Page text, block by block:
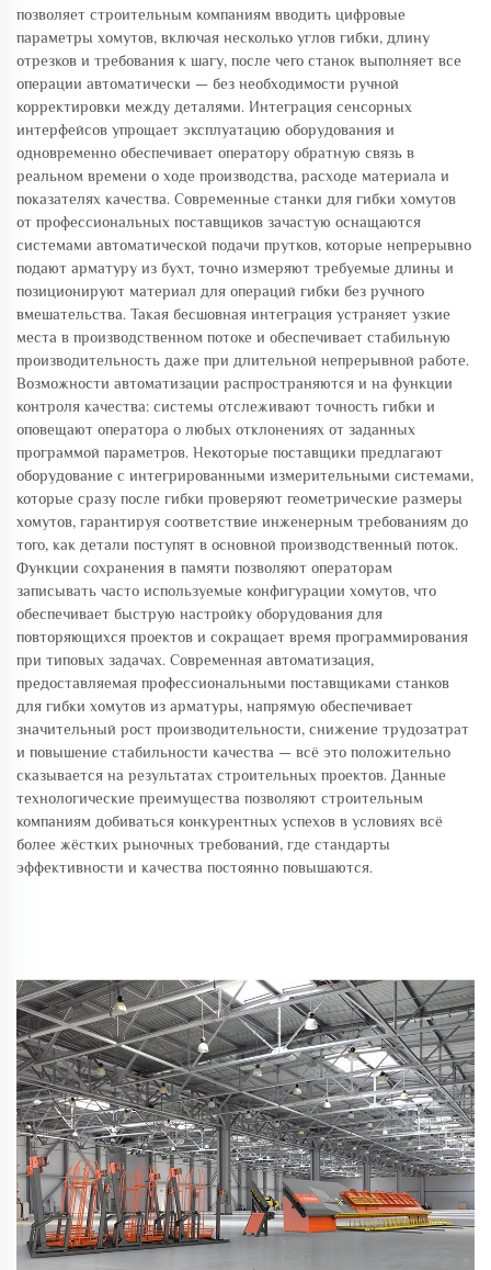
позволяет строительным компаниям вводить цифровые
параметры хомутов, включая несколько углов гибки, длину
отрезков и требования к шагу, после чего станок выполняет все
операции автоматически — без необходимости ручной
корректировки между деталями. Интеграция сенсорных
интерфейсов упрощает эксплуатацию оборудования и
одновременно обеспечивает оператору обратную связь в
реальном времени о ходе производства, расходе материала и
показателях качества. Современные станки для гибки хомутов
от профессиональных поставщиков зачастую оснащаются
системами автоматической подачи прутков, которые непрерывно
подают арматуру из бухт, точно измеряют требуемые длины и
позиционируют материал для операций гибки без ручного
вмешательства. Такая бесшовная интеграция устраняет узкие
места в производственном потоке и обеспечивает стабильную
производительность даже при длительной непрерывной работе.
Возможности автоматизации распространяются и на функции
контроля качества: системы отслеживают точность гибки и
оповещают оператора о любых отклонениях от заданных
программой параметров. Некоторые поставщики предлагают
оборудование с интегрированными измерительными системами,
которые сразу после гибки проверяют геометрические размеры
хомутов, гарантируя соответствие инженерным требованиям до
того, как детали поступят в основной производственный поток.
Функции сохранения в памяти позволяют операторам
записывать часто используемые конфигурации хомутов, что
обеспечивает быструю настройку оборудования для
повторяющихся проектов и сокращает время программирования
при типовых задачах. Современная автоматизация,
предоставляемая профессиональными поставщиками станков
для гибки хомутов из арматуры, напрямую обеспечивает
значительный рост производительности, снижение трудозатрат
и повышение стабильности качества — всё это положительно
сказывается на результатах строительных проектов. Данные
технологические преимущества позволяют строительным
компаниям добиваться конкурентных успехов в условиях всё
более жёстких рыночных требований, где стандарты
эффективности и качества постоянно повышаются.